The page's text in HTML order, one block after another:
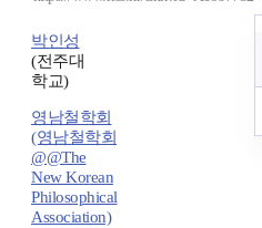
박인성
(전주대
학교)
영남철학회
(영남철학회
@@The
New Korean
Philosophical
Association)